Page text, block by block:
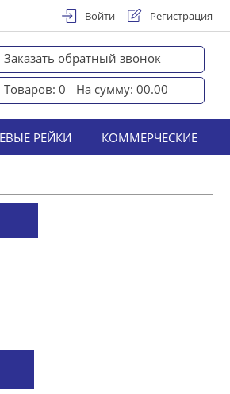
Войти Регистрация
Заказать обратный звонок
Товаров: 0
На сумму: 00.00
РЕЙКИ КОММЕРЧЕСКИЕ